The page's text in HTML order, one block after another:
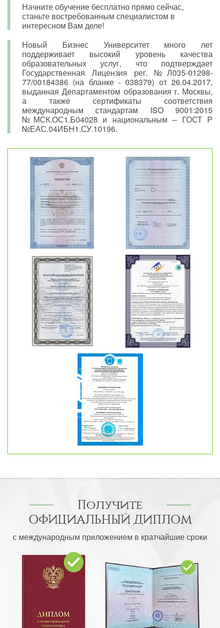
Начните обучение бесплатно прямо сейчас,
станьте востребованным специалистом в
интересном Вам деле!
Новый Бизнес Университет много лет
поддерживает высокий уровень качества
образовательных услуг, что подтверждает
Государственная Лицензия рег. №Л035-01298-
77/00184386 (на бланке - 038379) от 26.04.2017,
выданная Департаментом образования г. Москвы,
а также сертификаты соответствия
международным стандартам ISO 9001:2015
№МСК.ОС1.Б04028 и национальным – ГОСТ Р
№ЕАС.04ИБН1.СУ.10196.
Получите
ОФИЦИАЛЬНЫЙ ДИПЛОМ
с международным приложением в кратчайшие сроки